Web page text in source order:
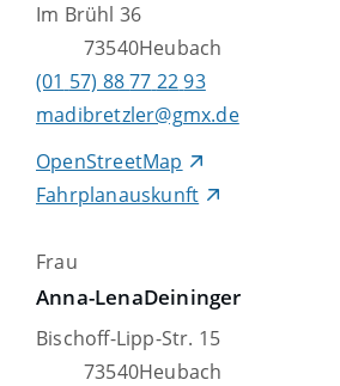
Im Brühl 36
73540Heubach
OpenStreetMap
Fahrplanauskunft
madibretzler@gmx.de
(01 57) 8877 22 93
Frau
Anna-LenaDeininger
Bischoff-Lipp-Str. 15
73540Heubach